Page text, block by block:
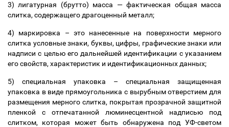
3) лигатурная (брутто) масса —фактическая общая масса
слитка, содержащего драгоценный металл;
4) маркировка – это нанесенные на поверхности мерного
слитка условные знаки, буквы, цифры, графические знаки или
надписи с целью его дальнейшей идентификации с указанием
его свойств, характеристик и идентификационных данных;
5) специальная упаковка – специальная защищенная
упаковка в виде прямоугольника с вырубным отверстием для
размещения мерного слитка, покрытая прозрачной защитной
пленкой с отпечатанной люминесцентной надписью под
слитком, которая может быть обнаружена под УФ-светом